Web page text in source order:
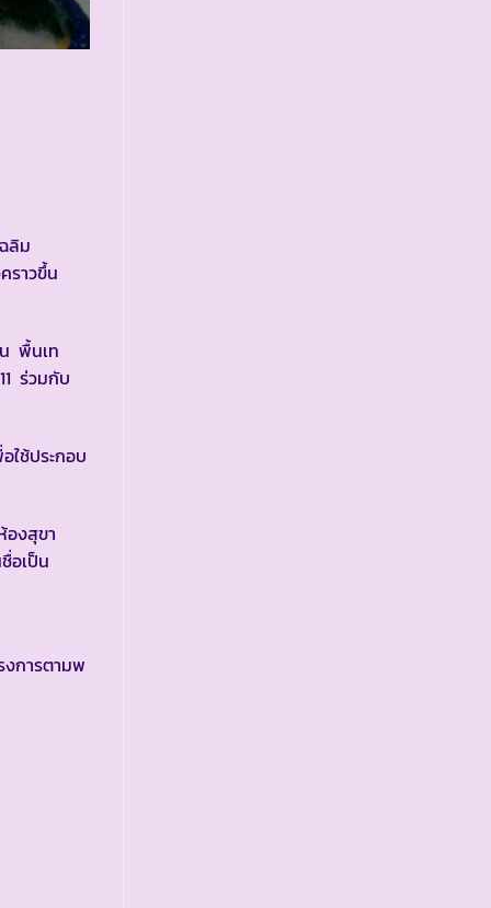
ลิม
ราวขึ้น
พื้นเท
ร่วมกับ
ใช้ประกอบ
งสุขา
อเป็น
งการตามพ